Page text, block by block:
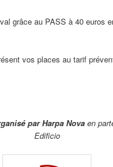
grâce au PASS à 40 euros
vos places au tarif
par Harpa Nova en
Edificio